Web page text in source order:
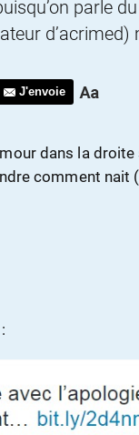
parle
d’acrimed)
J'envoie
dans la
comment nait